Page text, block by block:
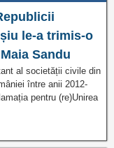
le-a trimis-o
Sandu
al societății civile din
între anii 2012-
pentru (re)Unirea